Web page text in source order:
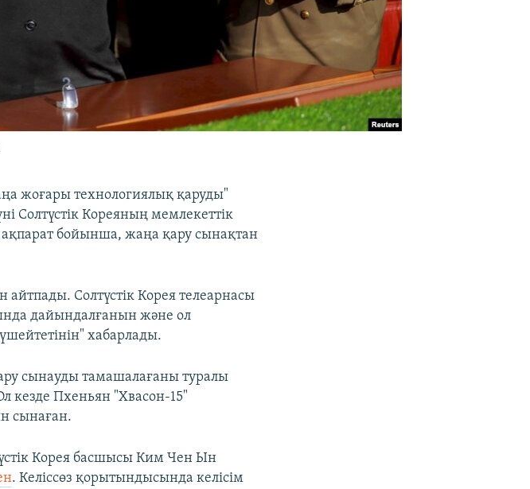
жоғары технологиялық қаруды"
Солтүстік Кореяның мемлекеттік
ақпарат бойынша, жаңа қару сынақтан
Солтүстік Корея телеарнасы
дайындалғанын және ол
хабарлады.
сынауды тамашалағаны туралы
кезде Пхеньян "Хвасон-15"
сынаған.
Корея басшысы Ким Чен Ын
. Келіссөз қорытындысында келісім